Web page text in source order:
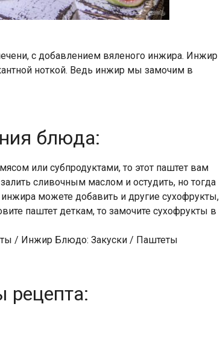
с добавлением вяленого инжира. Инжир
ноткой. Ведь инжир мы замочим в
блюда:
или субпродуктами, то этот паштет вам
сливочным маслом и остудить, но тогда
можете добавить и другие сухофрукты,
паштет деткам, то замочите сухофрукты в
/ Инжир Блюдо: Закуски / Паштеты
рецепта: